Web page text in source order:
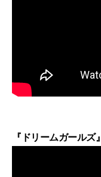
『ドリームガール